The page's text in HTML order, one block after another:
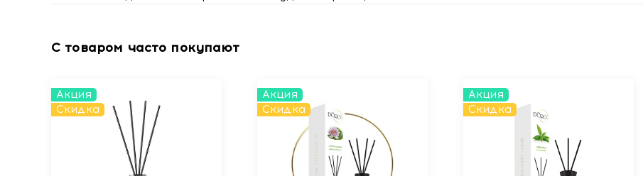
С товаром часто покупают
Акция
Скидка
Акция
Скидка
Акция
Скидка